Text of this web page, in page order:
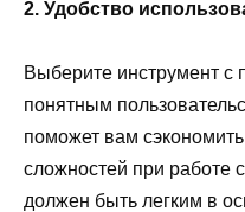
2. Удобство
Выберите инструмент с
понятным
поможет вам
сложностей при работе
должен быть легким в